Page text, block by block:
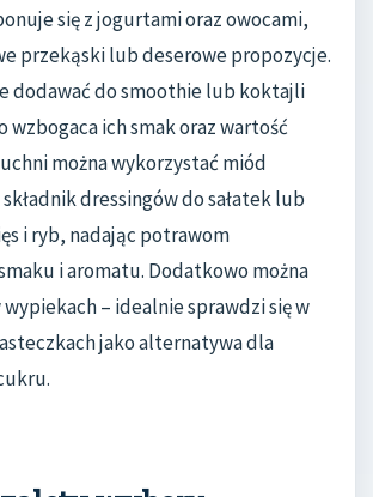
się z jogurtami oraz owocami,
przekąski lub deserowe propozycje.
dodawać do smoothie lub koktajli
wzbogaca ich smak oraz wartość
można wykorzystać miód
dressingów do sałatek lub
i ryb, nadając potrawom
i aromatu. Dodatkowo można
– idealnie sprawdzi się w
jako alternatywa dla